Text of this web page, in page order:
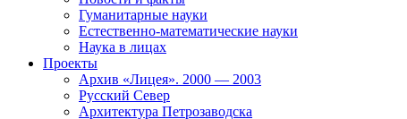
Гуманитарные науки
Естественно-математические науки
Наука в лицах
Проекты
Архив «Лицея». 2000 — 2003
Русский Север
Архитектура Петрозаводска